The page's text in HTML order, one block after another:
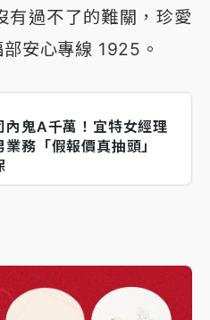
有過不了的難關，珍愛
安心專線 1925。
內鬼A千萬！宜特女經理
業務「假報價真抽頭」